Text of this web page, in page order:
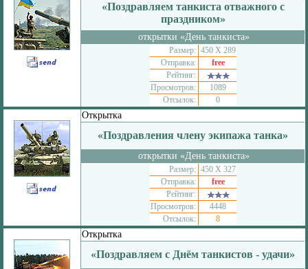
«Поздравляем танкиста отважного с
праздником»
открытки «День танкиста»
Размер: 450 Х 289
Отправка:
free
Рейтинг:
Просмотров:
1089
Отсылок:
0
Открытка
«Поздравления члену экипажа танка»
открытки «День танкиста»
Размер: 450 Х 327
Отправка:
free
Рейтинг:
Просмотров:
4448
Отсылок:
8
Открытка
«Поздравляем с Днём танкистов - удачи»